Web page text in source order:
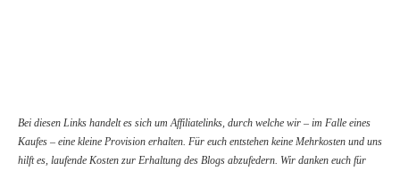
Bei diesen Links handelt es sich um Affiliatelinks, durch welche wir – im Falle eines
Kaufes – eine kleine Provision erhalten. Für euch entstehen keine Mehrkosten und uns
hilft es, laufende Kosten zur Erhaltung des Blogs abzufedern. Wir danken euch für